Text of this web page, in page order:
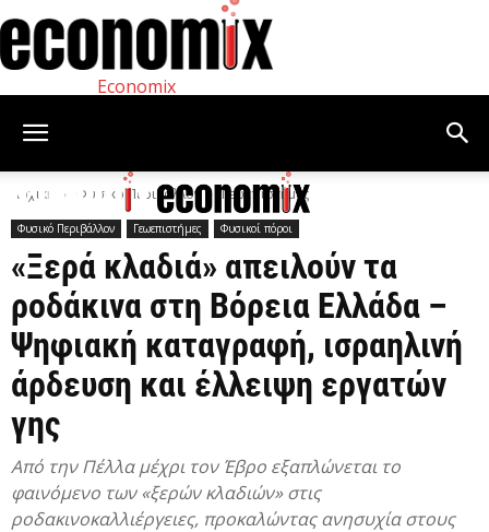
Economix
Αρχική Φυσικό Περιβάλλον Γεωεπιστήμες
Φυσικό Περιβάλλον Γεωεπιστήμες Φυσικοί πόροι
«Ξερά κλαδιά» απειλούν τα
ροδάκινα στη Βόρεια Ελλάδα –
Ψηφιακή καταγραφή, ισραηλινή
άρδευση και έλλειψη εργατών
γης
Από την Πέλλα μέχρι τον Έβρο εξαπλώνεται το
φαινόμενο των «ξερών κλαδιών» στις
ροδακινοκαλλιέργειες, προκαλώντας ανησυχία στους